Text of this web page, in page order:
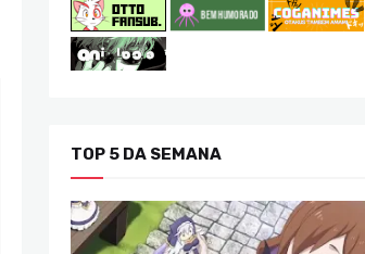
TOP 5 DA SEMANA